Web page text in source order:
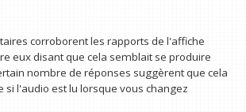
corroborent les rapports de l'affiche
eux disant que cela semblait se produire
nombre de réponses suggèrent que cela
si l'audio est lu lorsque vous changez